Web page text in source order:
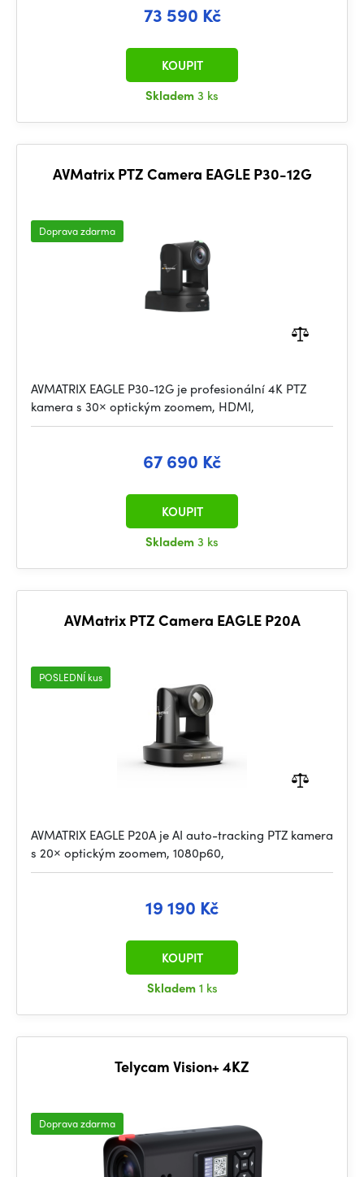
73 590 Kč
Skladem3 ks
KOUPIT
AVMatrix PTZ Camera EAGLE P30-12G
Doprava zdarma
AVMATRIX EAGLE P30-12G je profesionální 4K PTZ
kamera s 30× optickým zoomem, HDMI,
67 690 Kč
Skladem3 ks
KOUPIT
AVMatrix PTZ Camera EAGLE P20A
POSLEDNÍ kus
AVMATRIX EAGLE P20A je AI auto-tracking PTZ kamera
s 20× optickým zoomem, 1080p60,
19 190 Kč
Skladem1 ks
KOUPIT
Telycam Vision+ 4KZ
Doprava zdarma